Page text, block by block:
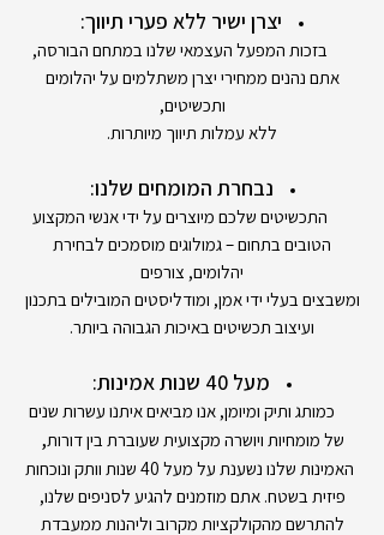
יצרן ישיר ללא פערי תיווך:
בזכות המפעל העצמאי שלנו במתחם הבורסה,
אתם נהנים ממחירי יצרן משתלמים על יהלומים
ותכשיטים,
ללא עמלות תיווך מיותרות.
נבחרת המומחים שלנו:
התכשיטים שלכם מיוצרים על ידי אנשי המקצוע
הטובים בתחום – גמולוגים מוסמכים לבחירת
יהלומים, צורפים
ומשבצים בעלי ידי אמן, ומודליסטים המובילים בתכנון
ועיצוב תכשיטים באיכות הגבוהה ביותר.
מעל 40 שנות אמינות:
כמותג ותיק ומיומן, אנו מביאים איתנו עשרות שנים
של מומחיות ויושרה מקצועית שעוברת בין דורות,
האמינות שלנו נשענת על מעל 40 שנות וותק ונוכחות
פיזית בשטח. אתם מוזמנים להגיע לסניפים שלנו,
להתרשם מהקולקציות מקרוב וליהנות ממעבדת